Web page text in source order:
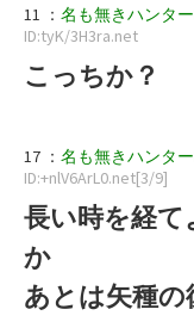
11 ： 名も無きハンター
ID:tyK/3H3ra.net
こっちか？
17 ： 名も無きハンター
ID:+nlV6ArL0.net[3/9]
長い時を経て
か
あとは矢種の